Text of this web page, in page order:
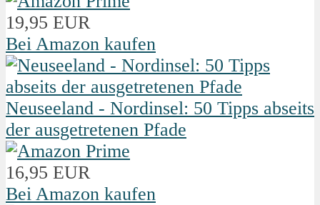
19,95 EUR
Bei Amazon kaufen
Neuseeland - Nordinsel: 50 Tipps abseits
der ausgetretenen Pfade
16,95 EUR
Bei Amazon kaufen